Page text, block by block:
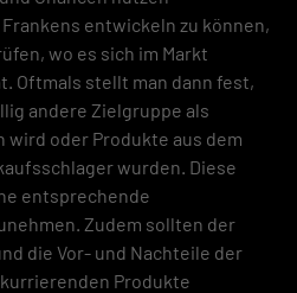
entwickeln zu können,
wo es sich im Markt
Oftmals stellt man dann fest,
andere Zielgruppe als
oder Produkte aus dem
wurden. Diese
entsprechende
Zudem sollten der
die Vor- und Nachteile der
Produkte